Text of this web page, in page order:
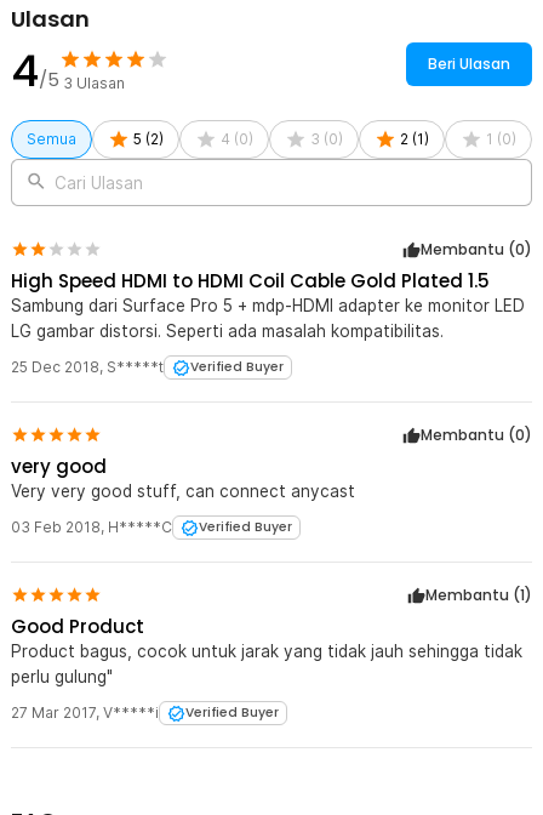
maupun kantor.
Kelengkapan Produk
1 x Kabel HDMI to HDMI Coil Cable High Speed Gold Plated
Spiral 1.3M - SGS
Ulasan
4/5 3 Ulasan
Beri Ulasan
Semua 5 (2) 4 (0) 3 (0) 2 (1 ) 1 (0)
Cari Ulasan
Membantu (0)
High Speed HDMI to HDMI Coil Cable Gold Plated 1.5
Sambung dari Surface Pro 5 + mdp-HDMI adapter ke monitor LED
LG gambar distorsi. Seperti ada masalah kompatibilitas.
25 Dec 2018, S*****t Verified Buyer
Membantu (0)
very good
Very very good stuff, can connect anycast
03 Feb 2018, H*****C Verified Buyer
Membantu (1)
Good Product
Product bagus, cocok untuk jarak yang tidak jauh sehingga tidak
perlu gulung"
27 Mar 2017, V*****i Verified Buyer